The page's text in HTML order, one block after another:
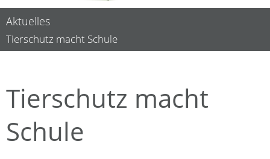
Aktuelles
Tierschutz macht Schule
Tierschutz macht
Schule